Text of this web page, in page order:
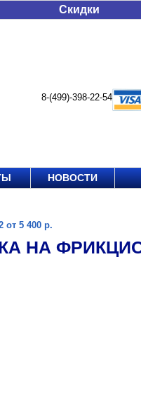
Скидки
8-(499)-398-22-54
НОВОСТИ
от 5 400 р.
НА